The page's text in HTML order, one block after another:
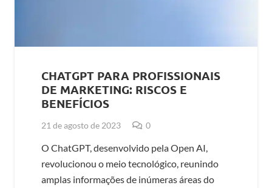
CHATGPT PARA PROFISSIONAIS
DE MARKETING: RISCOS E
BENEFÍCIOS
21 de agosto de 2023 0
O ChatGPT, desenvolvido pela Open AI,
revolucionou o meio tecnológico, reunindo
amplas informações de inúmeras áreas do